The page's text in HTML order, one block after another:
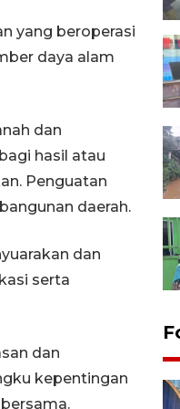
yang beroperasi
daya alam
dan
hasil atau
Penguatan
daerah.
dan
serta
dan
kepentingan